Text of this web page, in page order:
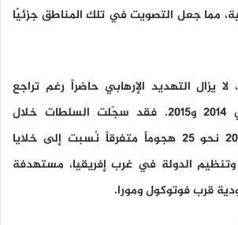
مما جعل التصويت في تلك المناطق جزئيًا
يزال التهديد الإرهابي حاضراً رغم تراجع
حدته مقارنةً بعامَي 2014 و2015. فقد سجّلت السلطات خلال
النصف الأول من 2025 نحو 25 هجوماً متفرقاً نُسبت إلى خلايا
الدولة في غرب إفريقيا، مستهدفة
قرب فوتوكول ومورا.